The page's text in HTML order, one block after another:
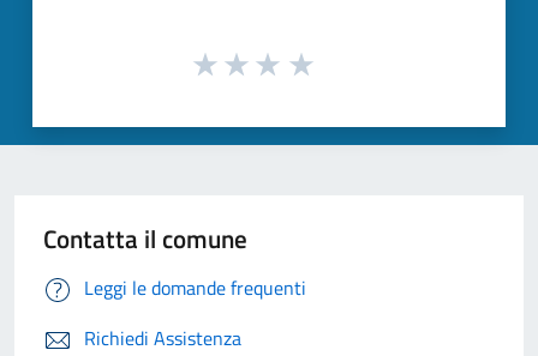
Contatta il comune
Leggi le domande frequenti
Richiedi Assistenza